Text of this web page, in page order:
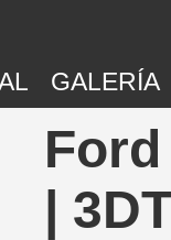
GALERÍA
|